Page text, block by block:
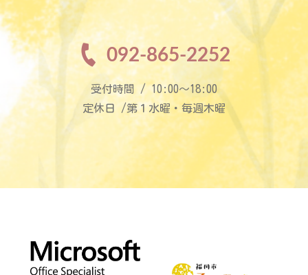
092-865-2252
受付時間 / 10:00〜18:00
定休日 /第１水曜・毎週木曜